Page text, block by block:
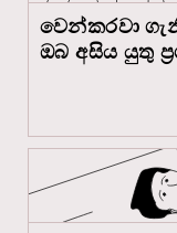
වෙන්කරවා
ඔබ අසිය යුතු